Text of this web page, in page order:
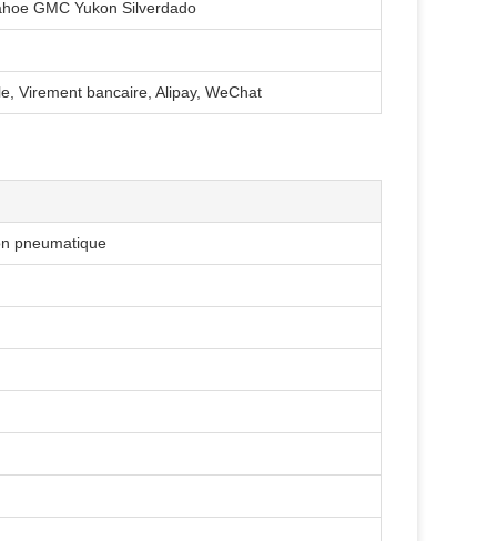
GMC Yukon Silverdado
Virement bancaire, Alipay, WeChat
pneumatique